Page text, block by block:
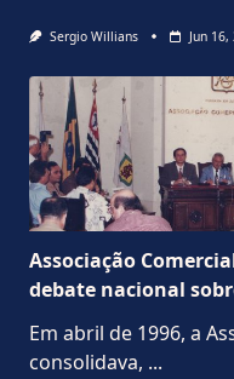
Sergio Willians Jun 16,
Associação
debate nacional
Em abril de 1996, a
consolidava, ...